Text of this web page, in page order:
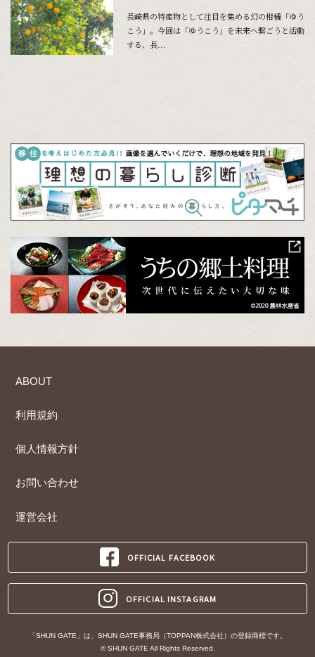
長崎県の特産物として注目を集める幻の柑橘「ゆう
こう」。今回は「ゆうこう」を未来へ繋ごうと活動
する、長...
ABOUT
利用規約
個人情報方針
お問い合わせ
運営会社
OFFICIAL FACEBOOK
OFFICIAL INSTAGRAM
「SHUN GATE」は、SHUN GATE事務局（TOPPAN株式会社）の登録商標です。
© SHUN GATE All Rights Reserved.